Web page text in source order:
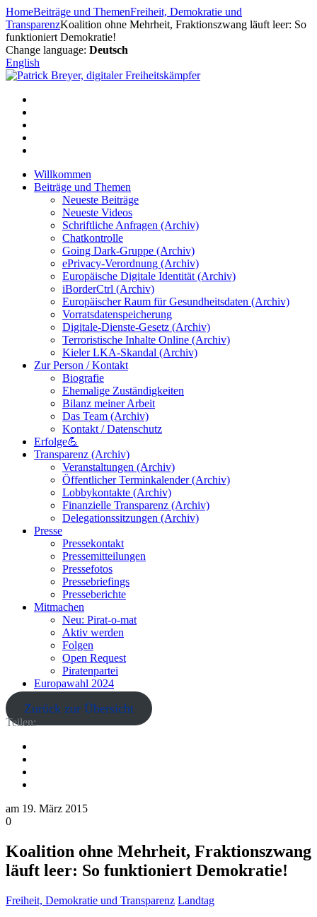
Zum
Inhalt
springen
HomeBeiträge und ThemenFreiheit, Demokratie und
TransparenzKoalition ohne Mehrheit, Fraktionszwang läuft leer: So
funktioniert Demokratie!
Change language: Deutsch
English
Willkommen
Beiträge und Themen
Neueste Beiträge
Neueste Videos
Schriftliche Anfragen (Archiv)
Chatkontrolle
Going Dark-Gruppe (Archiv)
ePrivacy-Verordnung (Archiv)
Europäische Digitale Identität (Archiv)
iBorderCtrl (Archiv)
Europäischer Raum für Gesundheitsdaten (Archiv)
Vorratsdatenspeicherung
Digitale-Dienste-Gesetz (Archiv)
Terroristische Inhalte Online (Archiv)
Kieler LKA-Skandal (Archiv)
Zur Person / Kontakt
Biografie
Ehemalige Zuständigkeiten
Bilanz meiner Arbeit
Das Team (Archiv)
Kontakt / Datenschutz
Erfolge💪
Transparenz (Archiv)
Veranstaltungen (Archiv)
Öffentlicher Terminkalender (Archiv)
Lobbykontakte (Archiv)
Finanzielle Transparenz (Archiv)
Delegationssitzungen (Archiv)
Presse
Pressekontakt
Pressemitteilungen
Pressefotos
Pressebriefings
Presseberichte
Mitmachen
Neu: Pirat-o-mat
Aktiv werden
Folgen
Open Request
Piratenpartei
Europawahl 2024
Zurück zur Übersicht
Teilen:
am 19. März 2015
0
Koalition ohne Mehrheit, Fraktionszwang
läuft leer: So funktioniert Demokratie!
Freiheit, Demokratie und Transparenz Landtag